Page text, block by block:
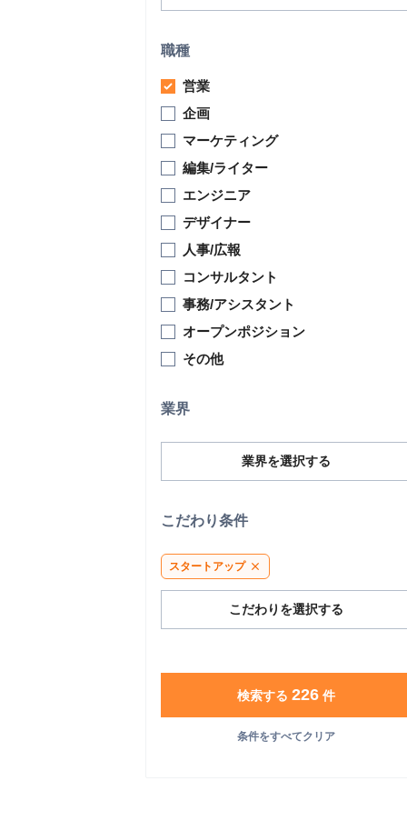
職種
営業
企画
マーケティング
編集/ライター
エンジニア
デザイナー
人事/広報
コンサルタント
事務/アシスタント
オープンポジション
その他
業界
業界を選択する
こだわり条件
スタートアップ close
こだわりを選択する
検索する 226件
条件をすべてクリア